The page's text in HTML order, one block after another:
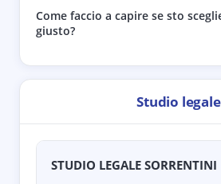
Come faccio a capire se sto
giusto?
Studio legale
STUDIO LEGALE SORRENTINI